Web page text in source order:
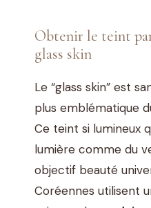
Obtenir le teint
glass skin
Le “glass skin” est
plus emblématique
Ce teint si lumineux
lumière comme du
objectif beauté
Coréennes utilisent